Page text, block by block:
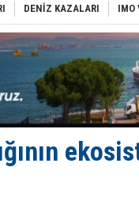
Tekne, su
Dışişleri
Depo ve
SES
Kargıcak
İstanbul:
DENİZ KAZALARI IMO